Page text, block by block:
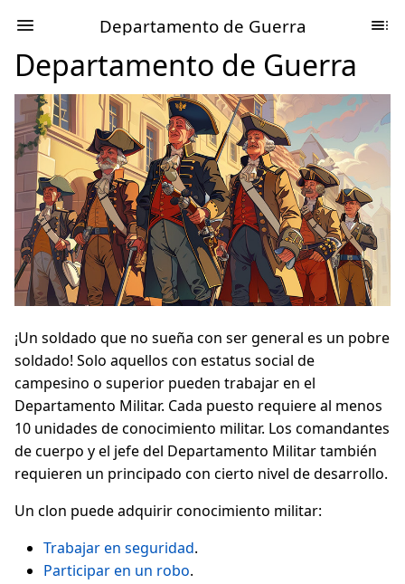
Departamento de Guerra
Departamento de Guerra
¡Un soldado que no sueña con ser general es un pobre
soldado! Solo aquellos con estatus social de
campesino o superior pueden trabajar en el
Departamento Militar. Cada puesto requiere al menos
10 unidades de conocimiento militar. Los comandantes
de cuerpo y el jefe del Departamento Militar también
requieren un principado con cierto nivel de desarrollo.
Un clon puede adquirir conocimiento militar:
Trabajar en seguridad.
Participar en un robo.